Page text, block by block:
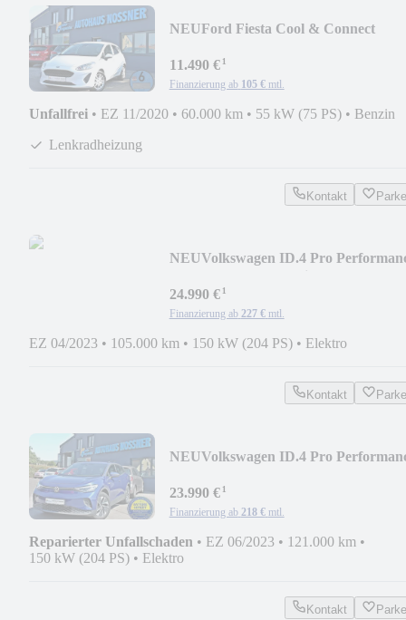
NEUFord Fiesta Cool & Connect
11.490 €¹
Finanzierung ab 105 € mtl.
Unfallfrei • EZ 11/2020 • 60.000 km • 55 kW (75 PS) • Benzin
Lenkradheizung
Kontakt
NEUVolkswagen ID.4 Pro
24.990 €¹
Finanzierung ab 227 € mtl.
EZ 04/2023 • 105.000 km • 150 kW (204 PS) • Elektro
Kontakt
NEUVolkswagen ID.4 Pro
23.990 €¹
Finanzierung ab 218 € mtl.
Reparierter Unfallschaden • EZ 06/2023 • 121.000 km •
150 kW (204 PS) • Elektro
Kontakt